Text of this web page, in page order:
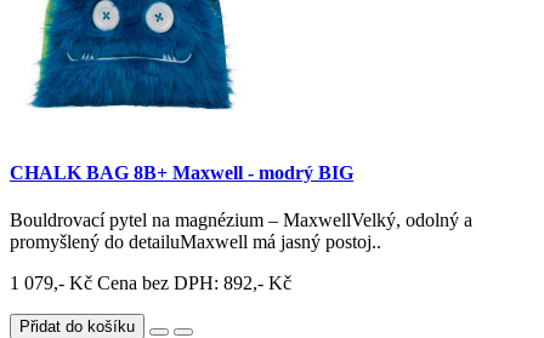
CHALK BAG 8B+ Maxwell - modrý BIG
Bouldrovací pytel na magnézium – MaxwellVelký, odolný a
promyšlený do detailuMaxwell má jasný postoj..
1 079,- Kč Cena bez DPH: 892,- Kč
Přidat do košíku